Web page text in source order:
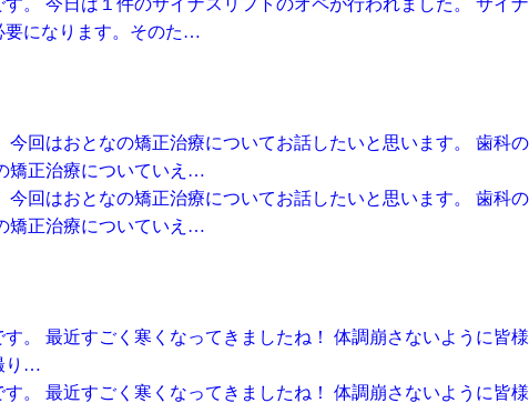
。 今日は１件のサイナスリフトのオペが行われました。 サ
要になります。そのた…
今回はおとなの矯正治療についてお話したいと思います。 歯
矯正治療についていえ…
今回はおとなの矯正治療についてお話したいと思います。 歯
矯正治療についていえ…
。 最近すごく寒くなってきましたね！ 体調崩さないように
り…
。 最近すごく寒くなってきましたね！ 体調崩さないように